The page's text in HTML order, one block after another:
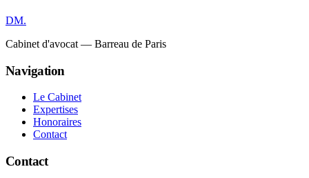
DM.
Cabinet d'avocat — Barreau de Paris
Navigation
Le Cabinet
Expertises
Honoraires
Contact
Contact